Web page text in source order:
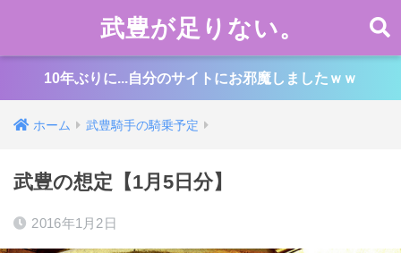
武豊が足りない。
10年ぶりに...自分のサイトにお邪魔しましたｗｗ
ホーム 武豊騎手の騎乗予定
武豊の想定【1月5日分】
2016年1月2日